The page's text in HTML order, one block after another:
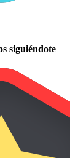
siguiéndote